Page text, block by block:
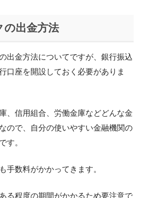
の出金方法
出金方法についてですが、銀行振込
口座を開設しておく必要がありま
、信用組合、労働金庫などどんな金
ので、自分の使いやすい金融機関の
す。
手数料がかかってきます。
る程度の期間がかかるため要注意で